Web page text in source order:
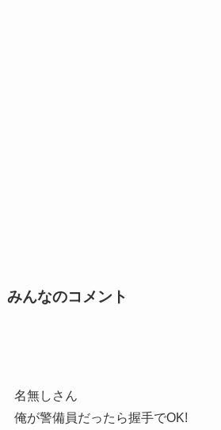
みんなのコメント
名無しさん
俺が警備員だったら握手でOK!